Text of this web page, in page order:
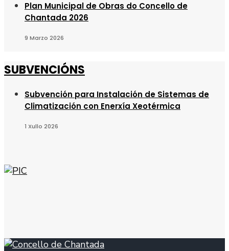
Plan Municipal de Obras do Concello de
Chantada 2026
9 Marzo 2026
SUBVENCIÓNS
Subvención para Instalación de Sistemas de
Climatización con Enerxía Xeotérmica
1 Xullo 2026